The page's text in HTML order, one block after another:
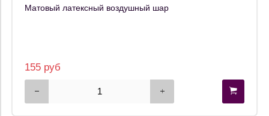
Матовый латексный воздушный шар
155 руб